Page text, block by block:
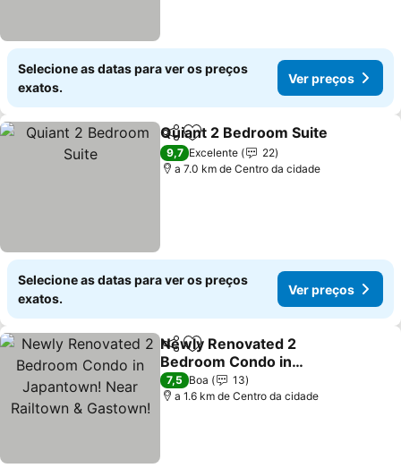
Selecione as datas para ver os preços
exatos.
Ver preços
PartilharAdicionar aos favoritos
Quiant 2 Bedroom Suite
9,7 Excelente
22
a 7.0 km de Centro da cidade
Selecione as datas para ver os preços
exatos.
Ver preços
PartilharAdicionar aos favoritos
Newly Renovated 2
Bedroom Condo in
Japantown! Near
Railtown & Gastown!
Ver preços
7,5 Boa
13
a 1.6 km de Centro da cidade